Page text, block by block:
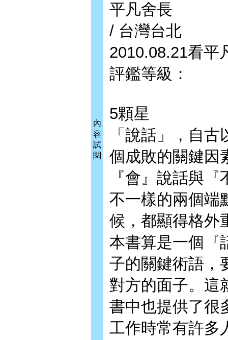
內
容
試
閱
平凡舍長
/ 台灣台北
2010.08.21看平
評鑑等級：
5顆星
「說話」，自
個成敗的關鍵因
『會』說話與
不一樣的兩個端
候，都顯得格外
本書算是一個『
子的關鍵術語，
對方的面子。這
書中也提供了很
工作時常有許多